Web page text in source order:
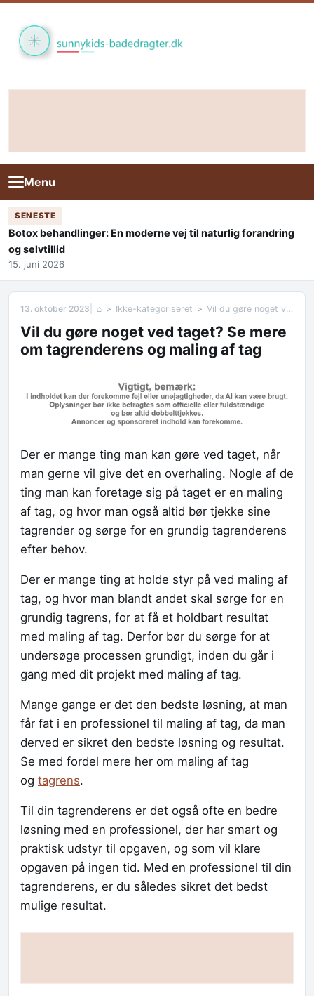
Menu
SENESTE
Botox behandlinger: En moderne vej til naturlig forandring
og selvtillid
15. juni 2026
13. oktober 2023 ⌂ Ikke-kategoriseret Vil du gøre noget ved taget? Se mere om tagrenderens og maling af tag
Vil du gøre noget ved taget? Se mere
om tagrenderens og maling af tag
Der er mange ting man kan gøre ved taget, når
man gerne vil give det en overhaling. Nogle af de
ting man kan foretage sig på taget er en maling
af tag, og hvor man også altid bør tjekke sine
tagrender og sørge for en grundig tagrenderens
efter behov.
Der er mange ting at holde styr på ved maling af
tag, og hvor man blandt andet skal sørge for en
grundig tagrens, for at få et holdbart resultat
med maling af tag. Derfor bør du sørge for at
undersøge processen grundigt, inden du går i
gang med dit projekt med maling af tag.
Mange gange er det den bedste løsning, at man
får fat i en professionel til maling af tag, da man
derved er sikret den bedste løsning og resultat.
Se med fordel mere her om maling af tag
og tagrens.
Til din tagrenderens er det også ofte en bedre
løsning med en professionel, der har smart og
praktisk udstyr til opgaven, og som vil klare
opgaven på ingen tid. Med en professionel til din
tagrenderens, er du således sikret det bedst
mulige resultat.